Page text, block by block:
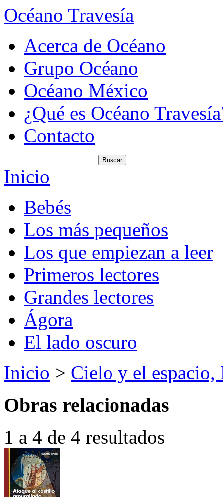
Océano Travesía
Acerca de Océano
Grupo Océano
Océano México
¿Qué es Océano
Contacto
Inicio
Bebés
Los más pequeños
Los que empiezan a leer
Primeros lectores
Grandes lectores
Ágora
El lado oscuro
Inicio > Cielo y el espacio,
Obras relacionadas
1 a 4 de 4 resultados